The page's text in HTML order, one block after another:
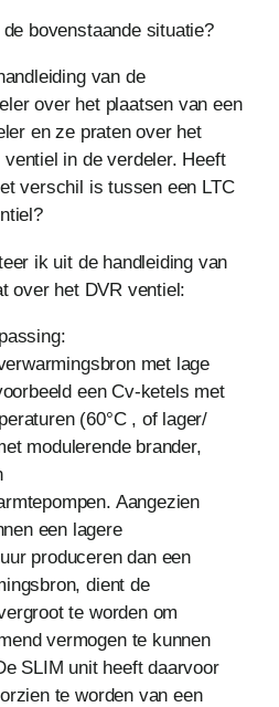
bovenstaande situatie?
van de
over het plaatsen van een
en ze praten over het
in de verdeler. Heeft
verschil is tussen een LTC
ik uit de handleiding van
over het DVR ventiel:
met lage
een Cv-ketels met
(60°C , of lager/
modulerende brander,
Aangezien
een lagere
produceren dan een
dient de
te worden om
vermogen te kunnen
SLIM unit heeft daarvoor
te worden van een